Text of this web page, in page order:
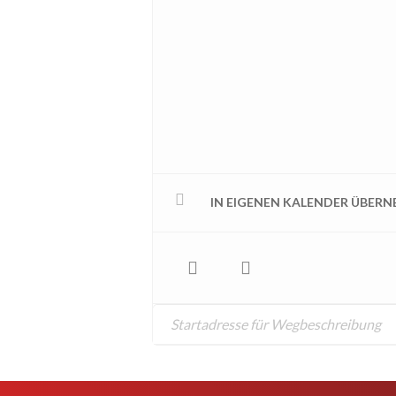
IN EIGENEN KALENDER